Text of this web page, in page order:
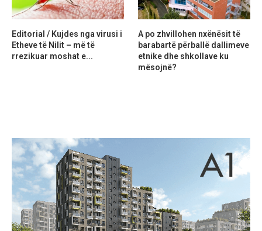
Editorial / Kujdes nga virusi i
Etheve të Nilit – më të
rrezikuar moshat e...
A po zhvillohen nxënësit të
barabartë përballë dallimeve
etnike dhe shkollave ku
mësojnë?